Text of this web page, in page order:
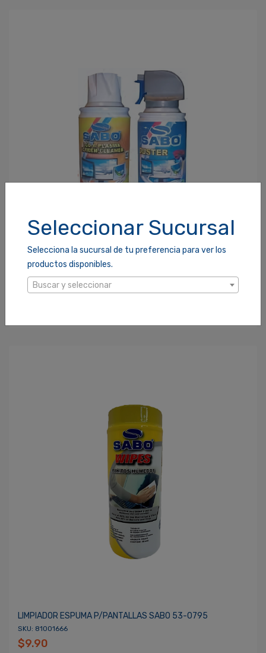
Seleccionar Sucursal
Selecciona la sucursal de tu preferencia para ver los
productos disponibles.
Buscar y seleccionar
LIMPIADOR KIT P/EQUIPO ELECTRONICO SABO 53-0799
SKU: 81001665
LIMPIADOR ESPUMA P/PANTALLAS SABO 53-0795
SKU: 81001666
$9.90